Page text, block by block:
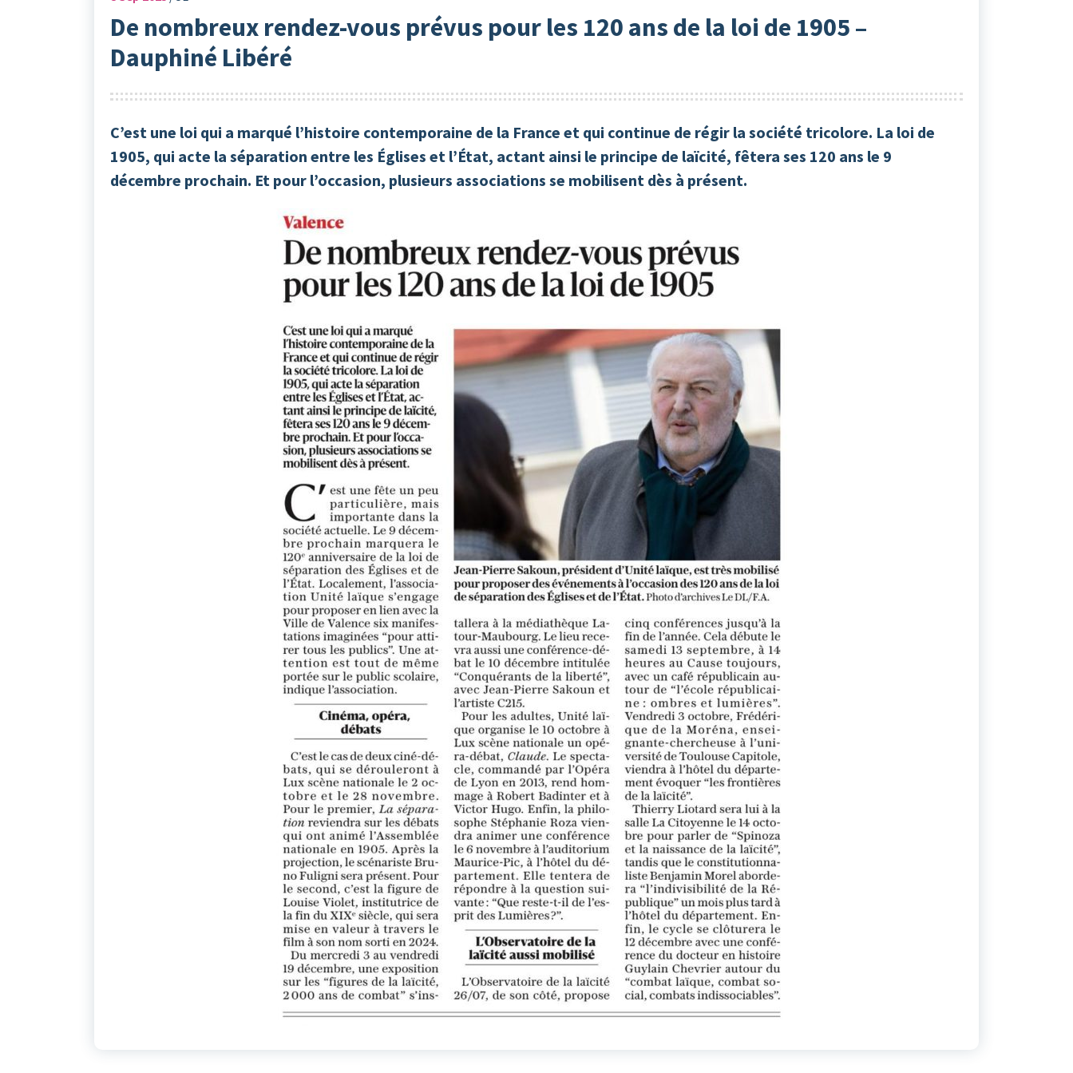
De nombreux rendez-vous prévus pour les 120 ans de la loi de 1905 –
Dauphiné Libéré
C’est une loi qui a marqué l’histoire contemporaine de la France et qui continue de régir la société tricolore. La loi de
1905, qui acte la séparation entre les Églises et l’État, actant ainsi le principe de laïcité, fêtera ses 120 ans le 9
décembre prochain. Et pour l’occasion, plusieurs associations se mobilisent dès à présent.